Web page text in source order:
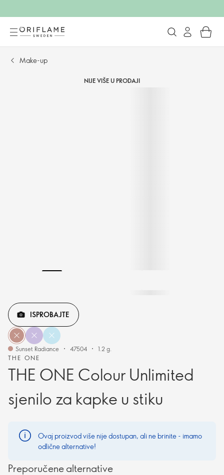
Make-up
NIJE VIŠE U PRODAJI
THE ONE
THE ONE Colour Unlimited
sjenilo za kapke u stiku
ISPROBAJTE
Sunset Radiance 47504 1.2 g.
Ovaj proizvod više nije dostupan, ali ne brinite - imamo
odlične alternative!
Preporučene alternative